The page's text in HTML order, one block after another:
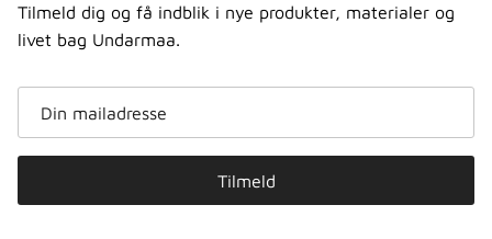
Tilmeld dig og få indblik i nye produkter, materialer og
livet bag Undarmaa.
Tilmeld